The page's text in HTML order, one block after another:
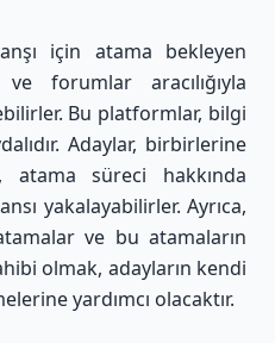
için atama bekleyen
forumlar aracılığıyla
Bu platformlar, bilgi
Adaylar, birbirlerine
atama süreci hakkında
yakalayabilirler. Ayrıca,
ve bu atamaların
olmak, adayların kendi
yardımcı olacaktır.